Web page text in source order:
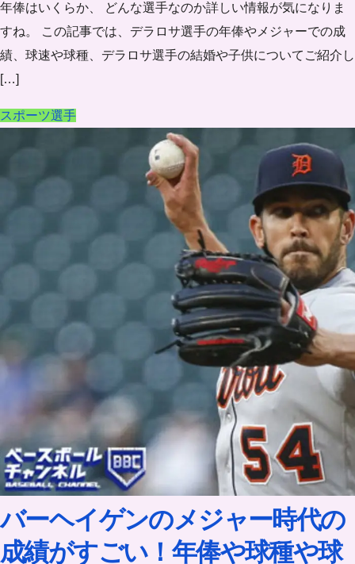
年俸はいくらか、 どんな選手なのか詳しい情報が気になりま
すね。 この記事では、デラロサ選手の年俸やメジャーでの成
績、球速や球種、デラロサ選手の結婚や子供についてご紹介し
[…]
スポーツ選手
バーヘイゲンのメジャー時代の
成績がすごい！年俸や球種や球